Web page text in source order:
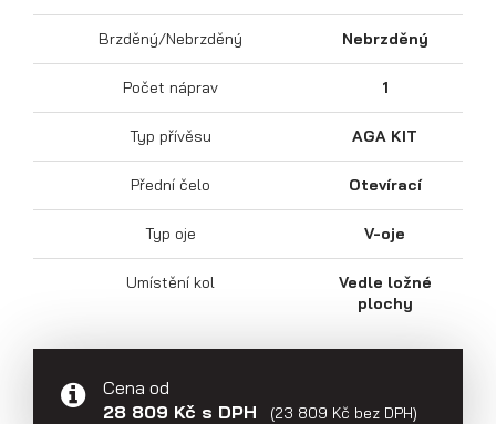
Multipřepravníky VZ O
Brzděný/Nebrzděný Nebrzděný
Počet náprav 1
Typ přívěsu AGA KIT
Přední čelo Otevírací
Typ oje V-oje
Umístění kol
Vedle ložné
plochy
Cena od
28 809 Kč s DPH
(23 809 Kč bez DPH)